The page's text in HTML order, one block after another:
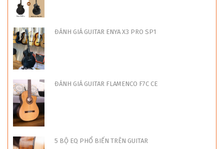
ĐÁNH GIÁ GUITAR ENYA X3 PRO SP1
ĐÁNH GIÁ GUITAR FLAMENCO F7C CE
5 BỘ EQ PHỔ BIẾN TRÊN GUITAR